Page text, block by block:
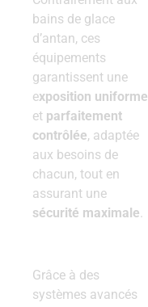
bains de glace
d’antan, ces
équipements
garantissent une
exposition uniforme
et parfaitement
contrôlée, adaptée
aux besoins de
chacun, tout en
assurant une
sécurité maximale
Grâce à des
systèmes avancés